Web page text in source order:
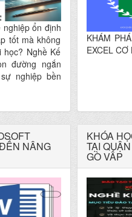
ổn định
tốt mà không
Nghề Kế
đường ngắn
nghiệp bền
KHÁM
EXCEL CƠ
NÂNG
KHÓA
TẠI
GÒ VẤP